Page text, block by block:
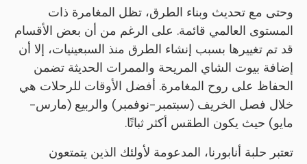
وحتى مع تحديث وبناء الطرق، تظل المغامرة ذات
المستوى العالمي قائمة. على الرغم من أن بعض الأقسام
قد تم تغييرها بسبب إنشاء الطرق منذ السبعينيات، إلا أن
إضافة بيوت الشاي المريحة والممرات الحديثة تضمن
الحفاظ على روح المغامرة. أفضل الأوقات للرحلات هي
خلال فصل الخريف (سبتمبر-نوفمبر) والربيع (مارس-
مايو) حيث يكون الطقس أكثر ثباتًا.
تعتبر حلبة أنابورنا، المدعومة لأولئك الذين يتمتعون